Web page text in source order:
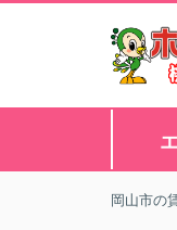
岡山市の